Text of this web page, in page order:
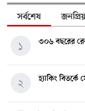
সর্বশেষ জনপ্রিয়
৩০৬ বছরের
১
হ্যাকিং
২